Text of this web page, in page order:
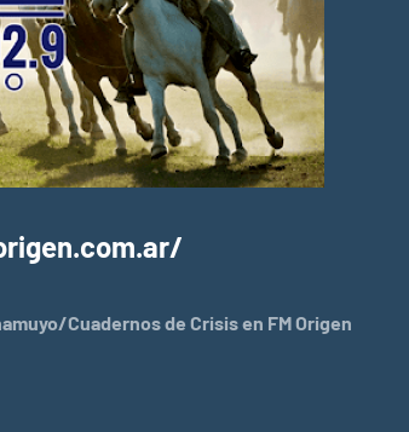
Cuadernos de Crisis en FM Origen